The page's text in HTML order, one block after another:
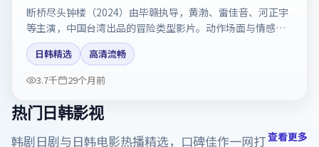
断桥尽头钟楼（2024）由毕赣执导，黄渤、雷佳音、河正宇
等主演，中国台湾出品的冒险类型影片。动作场面与情感戏
比例拿捏得当。剧情简介与主创信息可供检索参考，上映日
期以片方资料为准。
日韩精选
高清流畅
3.7千
29个月前
热门日韩影视
韩剧日剧与日韩电影热播精选，口碑佳作一网打查看更多